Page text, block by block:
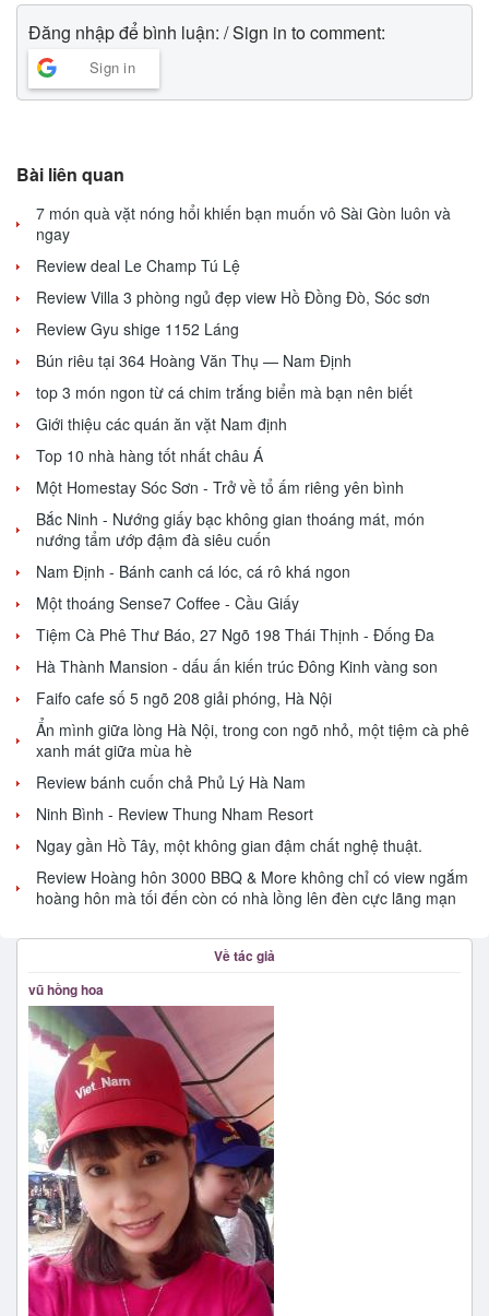
Đăng nhập để bình luận: / Sign in to comment:
Sign in
Bài liên quan
7 món quà vặt nóng hổi khiến bạn muốn vô Sài Gòn luôn và
ngay
Review deal Le Champ Tú Lệ
Review Villa 3 phòng ngủ đẹp view Hồ Đồng Đò, Sóc sơn
Review Gyu shige 1152 Láng
Bún riêu tại 364 Hoàng Văn Thụ — Nam Định
top 3 món ngon từ cá chim trắng biển mà bạn nên biết
Giới thiệu các quán ăn vặt Nam định
Top 10 nhà hàng tốt nhất châu Á
Một Homestay Sóc Sơn - Trở về tổ ấm riêng yên bình
Bắc Ninh - Nướng giấy bạc không gian thoáng mát, món
nướng tẩm ướp đậm đà siêu cuốn
Nam Định - Bánh canh cá lóc, cá rô khá ngon
Một thoáng Sense7 Coffee - Cầu Giấy
Tiệm Cà Phê Thư Báo, 27 Ngõ 198 Thái Thịnh - Đống Đa
Hà Thành Mansion - dấu ấn kiến trúc Đông Kinh vàng son
Faifo cafe số 5 ngõ 208 giải phóng, Hà Nội
Ẩn mình giữa lòng Hà Nội, trong con ngõ nhỏ, một tiệm cà phê
xanh mát giữa mùa hè
Review bánh cuốn chả Phủ Lý Hà Nam
Ninh Bình - Review Thung Nham Resort
Ngay gần Hồ Tây, một không gian đậm chất nghệ thuật.
Review Hoàng hôn 3000 BBQ & More không chỉ có view ngắm
hoàng hôn mà tối đến còn có nhà lồng lên đèn cực lãng mạn
Về tác giả
vũ hồng hoa